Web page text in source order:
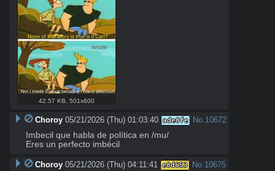
42.57 KB ,501x600
Choroy 05/21/2026 (Thu) 01:03:40 ade8fe No.10672
Imbecil que habla de política en /mu/
Eres un perfecto imbécil
Choroy 05/21/2026 (Thu) 04:11:41 e8d653 No.10675